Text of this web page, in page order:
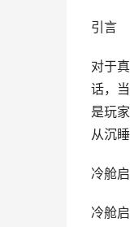
引言
对于
话，
是玩
从沉
冷舱
冷舱